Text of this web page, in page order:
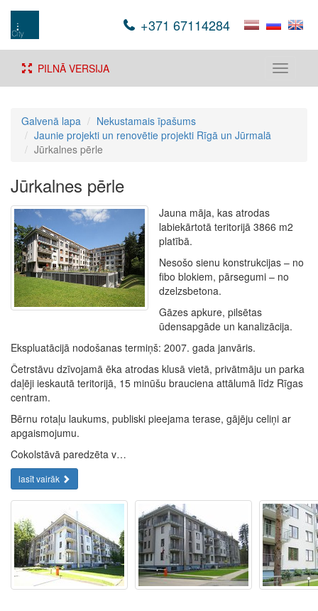
+371 67114284
Toggle
PILNĀ VERSIJA
Galvenā lapa
Nekustamais īpašums
Jaunie projekti un renovētie projekti Rīgā un Jūrmalā
Jūrkalnes pērle
Jūrkalnes pērle
Jauna māja, kas atrodas
labiekārtotā teritorijā 3866 m2
platībā.
Nesošo sienu konstrukcijas – no
fibo blokiem, pārsegumi – no
dzelzsbetona.
Gāzes apkure, pilsētas
ūdensapgāde un kanalizācija.
Ekspluatācijā nodošanas termiņš: 2007. gada janvāris.
Četrstāvu dzīvojamā ēka atrodas klusā vietā, privātmāju un parka
daļēji ieskautā teritorijā, 15 minūšu brauciena attālumā līdz Rīgas
centram.
Bērnu rotaļu laukums, publiski pieejama terase, gājēju celiņi ar
apgaismojumu.
Cokolstāvā paredzēta v…
lasīt vairāk